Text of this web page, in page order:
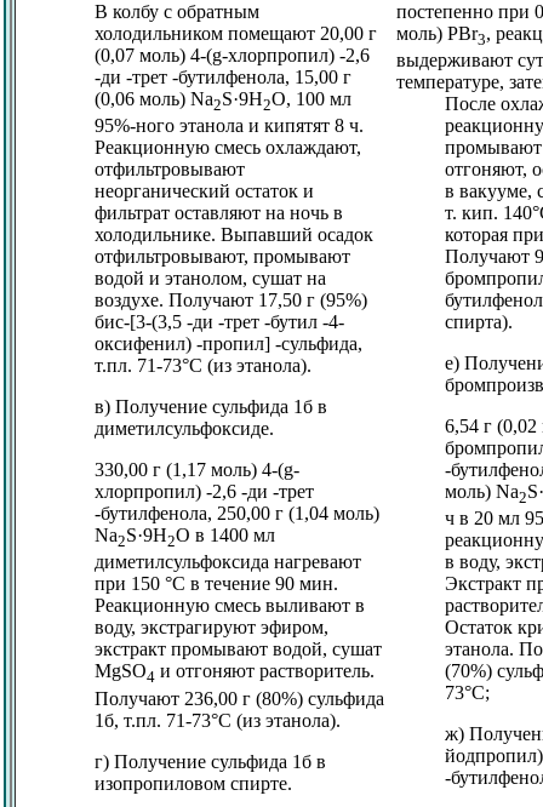
В колбу с обратным
холодильником помещают 20,00 г
(0,07 моль) 4-(g-хлорпропил) -2,6
-ди -трет -бутилфенола, 15,00 г
(0,06 моль) Na2S·9Н2О, 100 мл
95%-ного этанола и кипятят 8 ч.
Реакционную смесь охлаждают,
отфильтровывают
неорганический остаток и
фильтрат оставляют на ночь в
холодильнике. Выпавший осадок
отфильтровывают, промывают
водой и этанолом, сушат на
воздухе. Получают 17,50 г (95%)
бис-[3-(3,5 -ди -трет -бутил -4-
оксифенил) -пропил] -сульфида,
т.пл. 71-73°C (из этанола).
в) Получение сульфида 1б в
диметилсульфоксиде.
330,00 г (1,17 моль) 4-(g-
хлорпропил) -2,6 -ди -трет
-бутилфенола, 250,00 г (1,04 моль)
Na2S·9Н2О в 1400 мл
диметилсульфоксида нагревают
при 150 °C в течение 90 мин.
Реакционную смесь выливают в
воду, экстрагируют эфиром,
экстракт промывают водой, сушат
MgSO4 и отгоняют растворитель.
Получают 236,00 г (80%) сульфида
1б, т.пл. 71-73°C (из этанола).
г) Получение сульфида 1б в
изопропиловом спирте.
постепенно при
моль) PBr3,
выдерживают
температуре,
После
промывают
отгоняют,
в вакууме,
т. кип.
которая
Получают
спирта).
е)
6,54 г
-
моль) Na2
ч в 20 мл
в воду,
Экстракт
Остаток
этанола.
(70%)
73°C;
ж)
-